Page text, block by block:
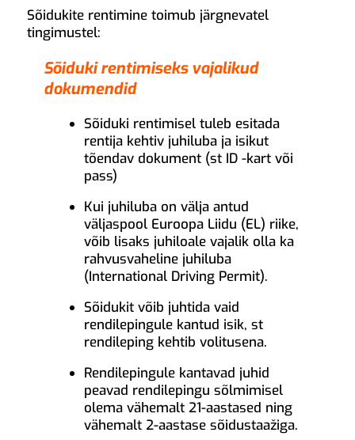
Sõidukite rentimine toimub järgnevatel
tingimustel:
Sõiduki rentimiseks vajalikud
dokumendid
Sõiduki rentimisel tuleb esitada
rentija kehtiv juhiluba ja isikut
tõendav dokument (st ID -kart või
pass)
Kui juhiluba on välja antud
väljaspool Euroopa Liidu (EL) riike,
võib lisaks juhiloale vajalik olla ka
rahvusvaheline juhiluba
(International Driving Permit).
Sõidukit võib juhtida vaid
rendilepingule kantud isik, st
rendileping kehtib volitusena.
Rendilepingule kantavad juhid
peavad rendilepingu sõlmimisel
olema vähemalt 21-aastased ning
vähemalt 2-aastase sõidustaažiga.